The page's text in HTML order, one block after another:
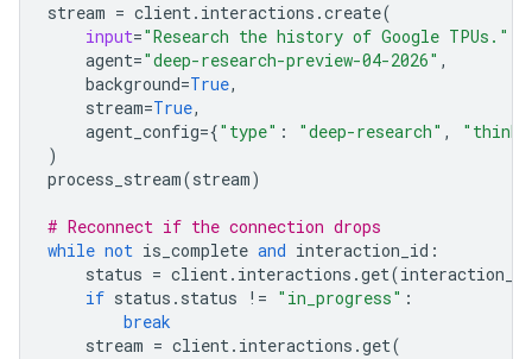
stream = client. interactions .create(
input="Research the history of Google TPUs."
agent="deep-research-preview-04-2026" ,
background=True,
stream=True,
agent_config={"type" : "deep-research" ,
)
process_stream(stream)
# Reconnect if the connection drops
while not is_complete and interaction_id :
status = client. interactions .get(interaction_id
if status . status != "in_progress" :
break
stream = client. interactions .get(